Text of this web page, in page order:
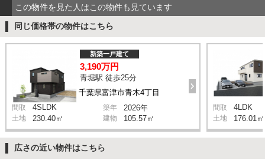
この物件を見た人はこの物件も見ています
同じ価格帯の物件はこちら
千葉県富津市青木4丁目
新築一戸建て
3,190万円
青堀駅 徒歩25分
間取 4SLDK 築年 2026年
土地 230.40㎡ 建物 105.57㎡
間取 4LDK
土地 176.01㎡
広さの近い物件はこちら